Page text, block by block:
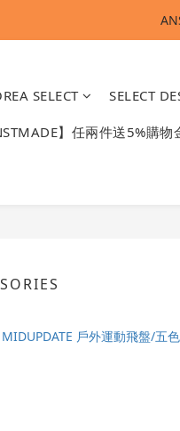
SELECT SELECT
】任兩件送5%購物